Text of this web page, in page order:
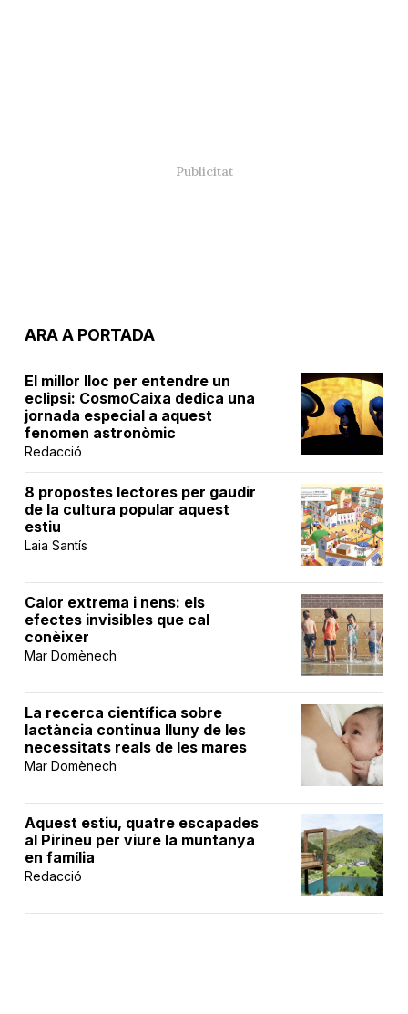
ARA A PORTADA
El millor lloc per entendre un
eclipsi: CosmoCaixa dedica una
jornada especial a aquest
fenomen astronòmic
Redacció
8 propostes lectores per gaudir
de la cultura popular aquest
estiu
Laia Santís
Calor extrema i nens: els
efectes invisibles que cal
conèixer
Mar Domènech
La recerca científica sobre
lactància continua lluny de les
necessitats reals de les mares
Mar Domènech
Aquest estiu, quatre escapades
al Pirineu per viure la muntanya
en família
Redacció